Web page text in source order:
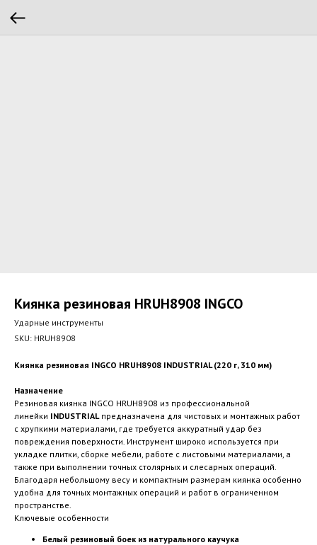
Киянка резиновая HRUH8908 INGCO
Ударные инструменты
SKU: HRUH8908
Киянка резиновая INGCO HRUH8908 INDUSTRIAL (220 г, 310 мм)
Назначение
Резиновая киянка INGCO HRUH8908 из профессиональной
линейки INDUSTRIALпредназначена для чистовых и монтажных работ
с хрупкими материалами, где требуется аккуратный удар без
повреждения поверхности. Инструмент широко используется при
укладке плитки, сборке мебели, работе с листовыми материалами, а
также при выполнении точных столярных и слесарных операций.
Благодаря небольшому весу и компактным размерам киянка особенно
удобна для точных монтажных операций и работ в ограниченном
пространстве.
Ключевые особенности
Белый резиновый боек из натурального каучука